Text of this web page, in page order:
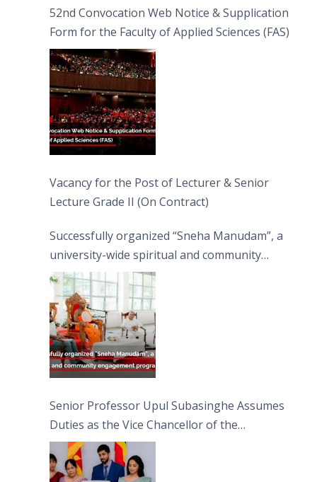
52nd Convocation Web Notice & Supplication
Form for the Faculty of Applied Sciences (FAS)
Vacancy for the Post of Lecturer & Senior
Lecture Grade II (On Contract)
Successfully organized “Sneha Manudam”, a
university-wide spiritual and community
engagement programme on the Asala Full
Moon Poya Day.
Senior Professor Upul Subasinghe Assumes
Duties as the Vice Chancellor of the
University of Sri Jayewardenepura